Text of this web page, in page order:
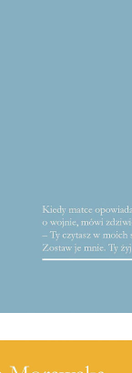
zł 22.50 zł
KSIĄŻKA DO KOSZYKA